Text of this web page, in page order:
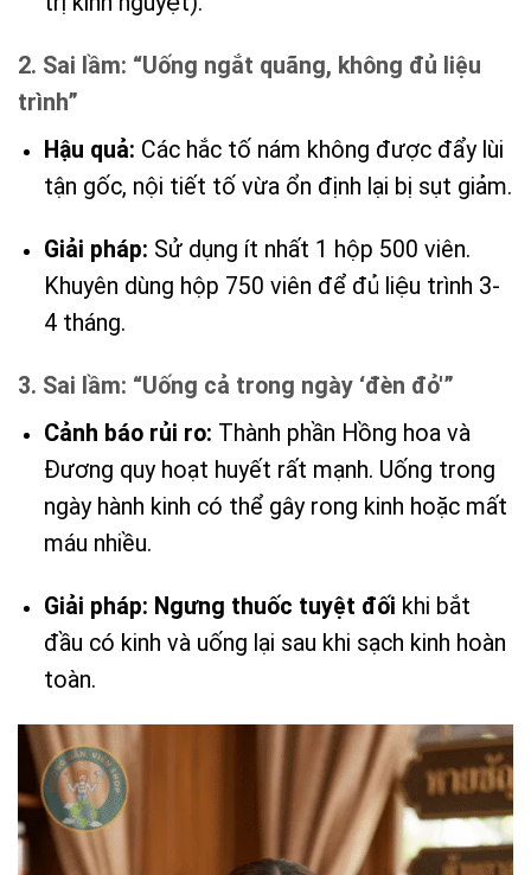
2. Sai lầm: “Uống ngắt quãng, không đủ liệu
trình”
Hậu quả: Các hắc tố nám không được đẩy lùi
tận gốc, nội tiết tố vừa ổn định lại bị sụt giảm.
Giải pháp: Sử dụng ít nhất 1 hộp 500 viên.
Khuyên dùng hộp 750 viên để đủ liệu trình 3-
4 tháng.
3. Sai lầm: “Uống cả trong ngày ‘đèn đỏ'”
Cảnh báo rủi ro: Thành phần Hồng hoa và
Đương quy hoạt huyết rất mạnh. Uống trong
ngày hành kinh có thể gây rong kinh hoặc mất
máu nhiều.
Giải pháp: Ngưng thuốc tuyệt đối khi bắt
đầu có kinh và uống lại sau khi sạch kinh hoàn
toàn.